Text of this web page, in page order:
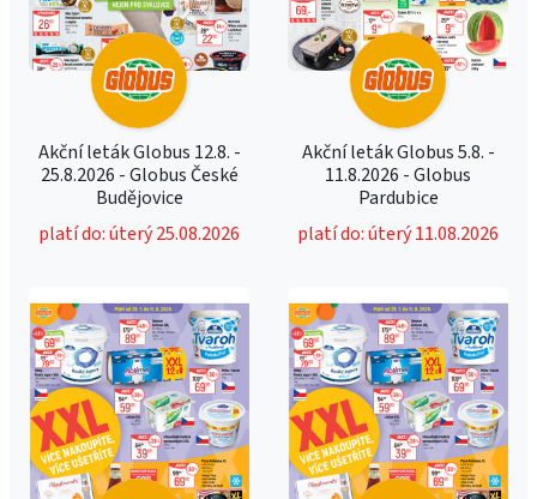
Akční leták Globus 12.8. -
25.8.2026 - Globus České
Budějovice
platí do: úterý 25.08.2026
Akční leták Globus 5.8. -
11.8.2026 - Globus
Pardubice
platí do: úterý 11.08.2026